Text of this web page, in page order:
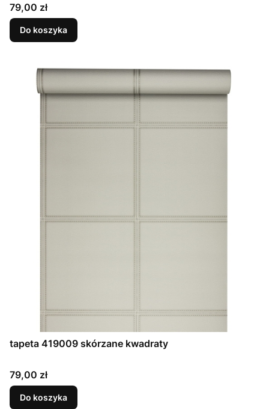
Cena
79,00 zł
Do koszyka
tapeta 419009 skórzane kwadraty
Cena
79,00 zł
Do koszyka